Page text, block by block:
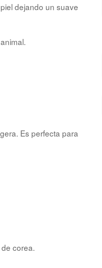
dejando un suave
Es perfecta para
corea.